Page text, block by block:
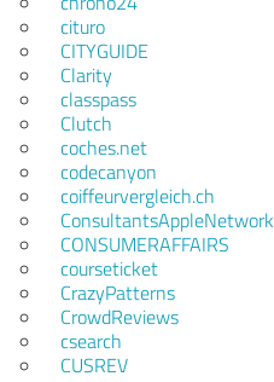
cituro
CITYGUIDE
Clarity
classpass
Clutch
coches.net
codecanyon
coiffeurvergleich.ch
ConsultantsAppleNetwork
CONSUMERAFFAIRS
courseticket
CrazyPatterns
CrowdReviews
csearch
CUSREV